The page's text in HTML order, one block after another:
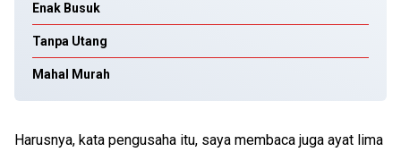
Enak Busuk
Tanpa Utang
Mahal Murah
Harusnya, kata pengusaha itu, saya membaca juga ayat lima